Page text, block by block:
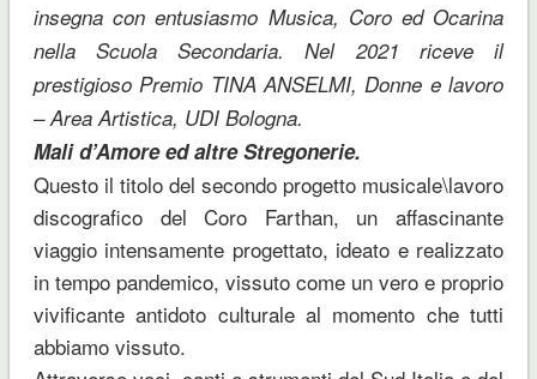
insegna con entusiasmo Musica, Coro ed Ocarina
nella Scuola Secondaria. Nel 2021 riceve il
prestigioso Premio TINA ANSELMI, Donne e lavoro
– Area Artistica, UDI Bologna.
Mali d’Amore ed altre Stregonerie.
Questo il titolo del secondo progetto musicale\lavoro
discografico del Coro Farthan, un affascinante
viaggio intensamente progettato, ideato e realizzato
in tempo pandemico, vissuto come un vero e proprio
vivificante antidoto culturale al momento che tutti
abbiamo vissuto.